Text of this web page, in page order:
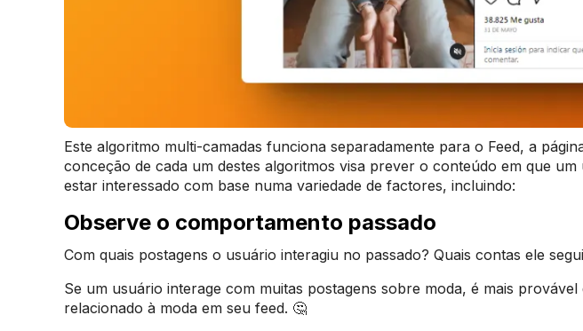
Este algoritmo multi-camadas funciona separadamente para o Feed, a
conceção de cada um destes algoritmos visa prever o conteúdo em que
estar interessado com base numa variedade de factores, incluindo:
Observe o comportamento passado
Com quais postagens o usuário interagiu no passado? Quais contas ele
Se um usuário interage com muitas postagens sobre moda, é mais
relacionado à moda em seu feed. 🤔